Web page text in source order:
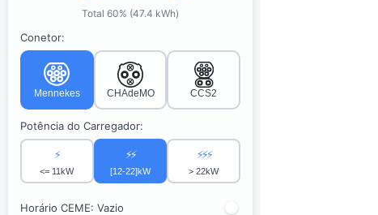
Total 60% (47.4 kWh)
Conetor:
Mennekes CHAdeMO CCS2
Potência do Carregador:
⚡
<= 11kW
⚡⚡
[12-22]kW
⚡⚡⚡
> 22kW
Horário CEME: Vazio